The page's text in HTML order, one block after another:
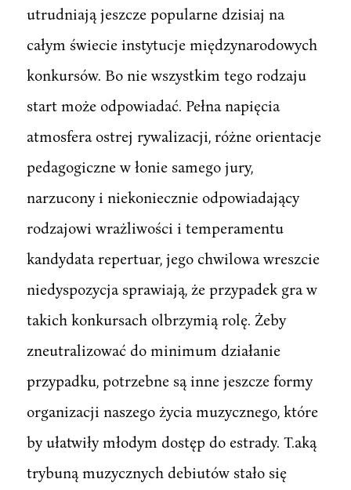
utrudniają jeszcze popularne dzisiaj na
całym świecie instytucje międzynarodowych
konkursów. Bo nie wszystkim tego rodzaju
start może odpowiadać. Pełna napięcia
atmosfera ostrej rywalizacji, różne orientacje
pedagogiczne w łonie samego jury,
narzucony i niekoniecznie odpowiadający
rodzajowi wrażliwości i temperamentu
kandydata repertuar, jego chwilowa wreszcie
niedyspozycja sprawiają, że przypadek gra w
takich konkursach olbrzymią rolę. Żeby
zneutralizować do minimum działanie
przypadku, potrzebne są inne jeszcze formy
organizacji naszego życia muzycznego, które
by ułatwiły młodym dostęp do estrady. T.aką
trybuną muzycznych debiutów stało się